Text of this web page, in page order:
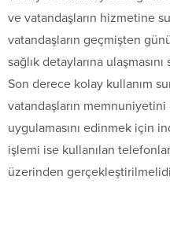
ve vatandaşların hizmetine
vatandaşların geçmişten
sağlık detaylarına
Son derece kolay kullanım
vatandaşların memnuniyetini
uygulamasını edinmek için
işlemi ise kullanılan
üzerinden